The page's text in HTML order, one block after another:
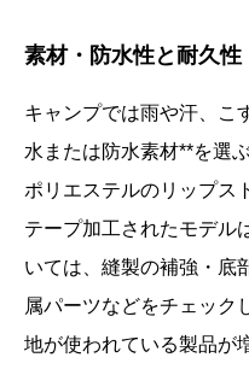
素材・防水性と耐久性
キャンプでは雨や汗、こ
水または防水素材**を選
ポリエステルのリップス
テープ加工されたモデル
いては、縫製の補強・底
属パーツなどをチェック
地が使われている製品が